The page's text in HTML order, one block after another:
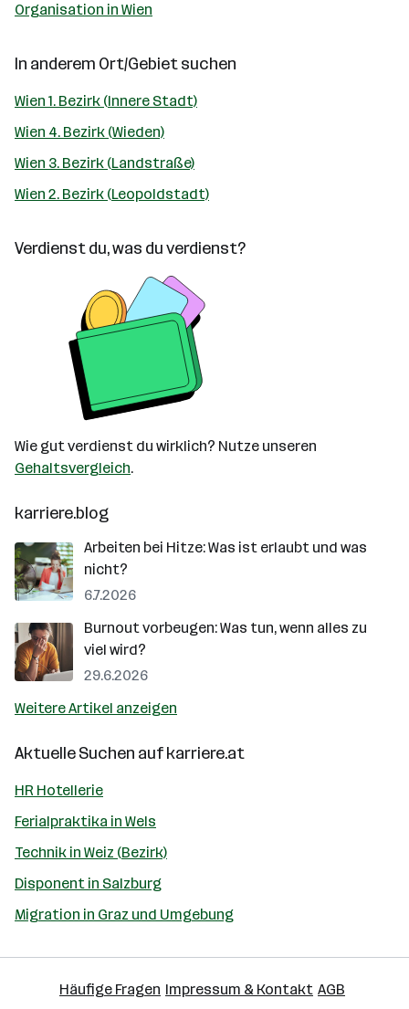
Organisation in Wien
In anderem Ort/Gebiet suchen
Wien 1. Bezirk (Innere Stadt)
Wien 4. Bezirk (Wieden)
Wien 3. Bezirk (Landstraße)
Wien 2. Bezirk (Leopoldstadt)
Verdienst du, was du verdienst?
Wie gut verdienst du wirklich? Nutze unseren
Gehaltsvergleich.
karriere.blog
Arbeiten bei Hitze: Was ist erlaubt und was
nicht?
6.7.2026
Burnout vorbeugen: Was tun, wenn alles zu
viel wird?
29.6.2026
Weitere Artikel anzeigen
Aktuelle Suchen aufkarriere.at
HR Hotellerie
Ferialpraktika in Wels
Technik in Weiz (Bezirk)
Disponent in Salzburg
Migration in Graz und Umgebung
Häufige Fragen Impressum & Kontakt AGB